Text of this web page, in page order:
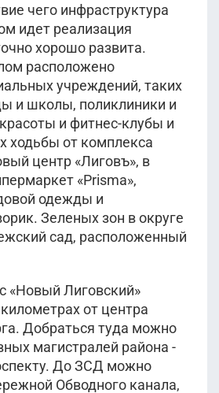
чего инфраструктура
идет реализация
хорошо развита.
расположено
учреждений, таких
и школы, поликлиники и
и фитнес-клубы и
ходьбы от комплекса
центр «Лиговъ», в
«Prisma»,
одежды и
Зеленых зон в округе
сад, расположенный
«Новый Лиговский»
от центра
Добраться туда можно
магистралей района -
До ЗСД можно
Обводного канала,